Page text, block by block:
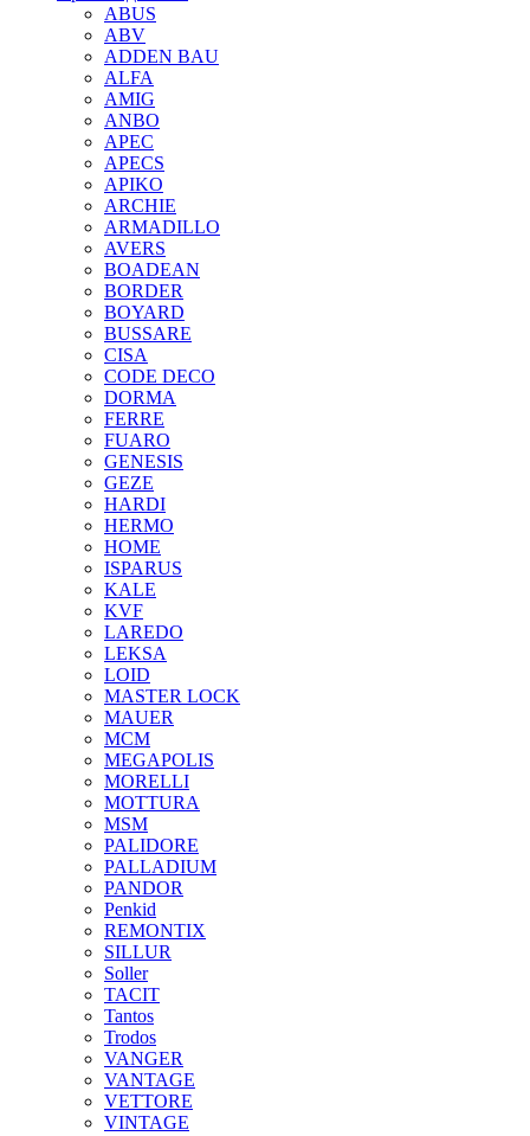
ABUS
ABV
ADDEN BAU
ALFA
AMIG
ANBO
APEC
APECS
APIKO
ARCHIE
ARMADILLO
AVERS
BOADEAN
BORDER
BOYARD
BUSSARE
CISA
CODE DECO
DORMA
FERRE
FUARO
GENESIS
GEZE
HARDI
HERMO
HOMЕ
ISPARUS
KALE
KVF
LAREDO
LEKSA
LOID
MASTER LOCK
MAUER
MCM
MEGAPOLIS
MORELLI
MOTTURA
MSM
PALIDORE
PALLADIUM
PANDOR
Penkid
REMONTIX
SILLUR
Soller
TACIT
Tantos
Trodos
VANGER
VANTAGE
VETTORE
VINTAGE